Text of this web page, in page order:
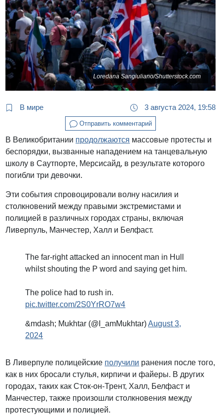
Loredana Sangiuliano/Shutterstock.com
В мире 3 августа 2024, 19:58
Отправить комментарий
В Великобритании продолжаются массовые протесты и
беспорядки, вызванные нападением на танцевальную
школу в Саутпорте, Мерсисайд, в результате которого
погибли три девочки.
Эти события спровоцировали волну насилия и
столкновений между правыми экстремистами и
полицией в различных городах страны, включая
Ливерпуль, Манчестер, Халл и Белфаст.
The far-right attacked an innocent man in Hull
whilst shouting the P word and saying get him.
The police had to rush in.
pic.twitter.com/2S0YrRO7w4
&mdash; Mukhtar (@I_amMukhtar)August 3,
2024
В Ливерпуле полицейские получили ранения после того,
как в них бросали стулья, кирпичи и файеры. В других
городах, таких как Сток-он-Трент, Халл, Белфаст и
Манчестер, также произошли столкновения между
протестующими и полицией.